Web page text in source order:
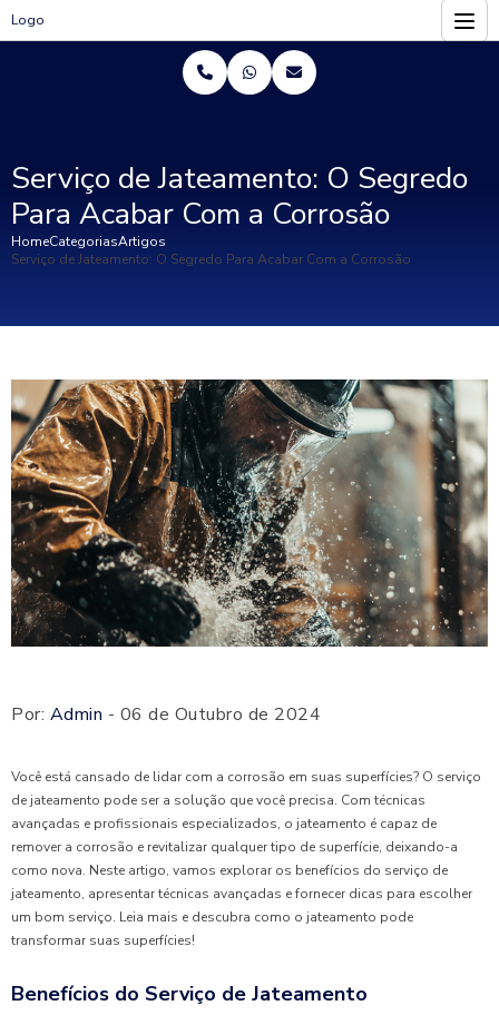
Logo
HomeCategoriasArtigos
Serviço de Jateamento: O Segredo Para Acabar Com a Corrosão
Serviço de Jateamento: O Segredo
Para Acabar Com a Corrosão
Por: Admin - 06 de Outubro de 2024
Você está cansado de lidar com a corrosão em suas superfícies? O serviço
de jateamento pode ser a solução que você precisa. Com técnicas
avançadas e profissionais especializados, o jateamento é capaz de
remover a corrosão e revitalizar qualquer tipo de superfície, deixando-a
como nova. Neste artigo, vamos explorar os benefícios do serviço de
jateamento, apresentar técnicas avançadas e fornecer dicas para escolher
um bom serviço. Leia mais e descubra como o jateamento pode
transformar suas superfícies!
Benefícios do Serviço de Jateamento